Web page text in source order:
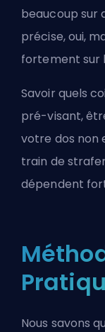
beaucoup sur
précise, oui,
fortement sur
Savoir quels
pré-visant,
votre dos non
train de
dépendent
Nous savons